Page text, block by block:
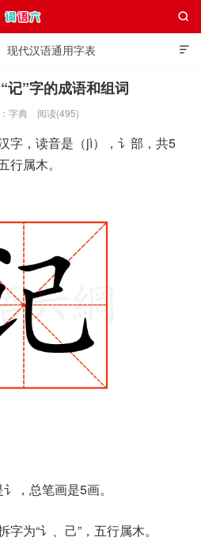

现代汉语通用字表
独体字大全 极简英语词典

记”字的成语和组词
字典 阅读(495)
字，读音是（jì），讠部，共5
属木。
，总笔画是5画。
字为“讠、己”，五行属木。